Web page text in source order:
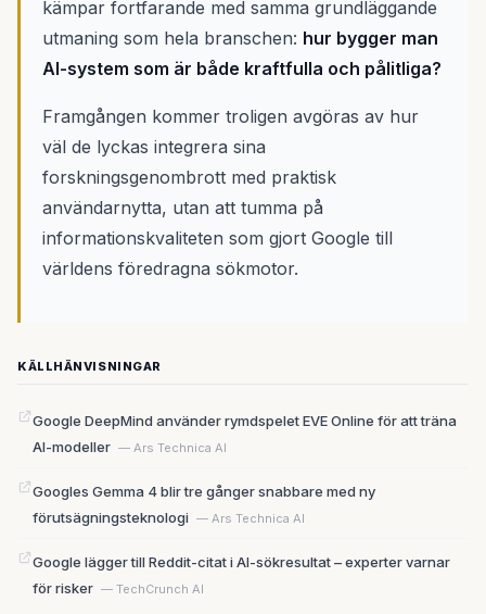
kämpar fortfarande med samma grundläggande
utmaning som hela branschen: hur bygger man
AI-system som är både kraftfulla och pålitliga?
Framgången kommer troligen avgöras av hur
väl de lyckas integrera sina
forskningsgenombrott med praktisk
användarnytta, utan att tumma på
informationskvaliteten som gjort Google till
världens föredragna sökmotor.
KÄLLHÄNVISNINGAR
Google DeepMind använder rymdspelet EVE Online för att träna
AI-modeller — Ars Technica AI
Googles Gemma 4 blir tre gånger snabbare med ny
förutsägningsteknologi — Ars Technica AI
Google lägger till Reddit-citat i AI-sökresultat – experter varnar
för risker — TechCrunch AI